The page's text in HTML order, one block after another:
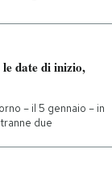
date di inizio,
– il 5 gennaio – in
due